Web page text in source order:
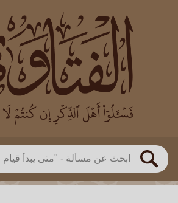
بحث
العالم
بن باز
بن العثيمين
اللجنة الدائمة